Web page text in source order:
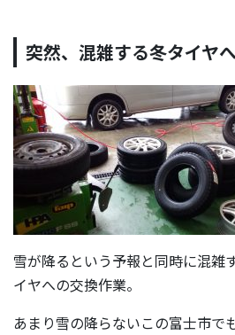
突然、混雑する冬タイヤ
雪が降るという予報と同時に混雑
イヤへの交換作業。
あまり雪の降らないこの富士市で